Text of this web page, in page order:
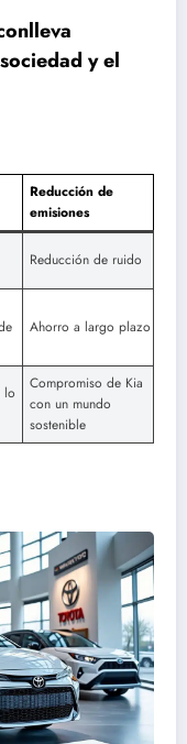
y el
Reducción de
emisiones
Reducción de ruido
Ahorro a largo plazo
lo
Compromiso de Kia
con un mundo
sostenible